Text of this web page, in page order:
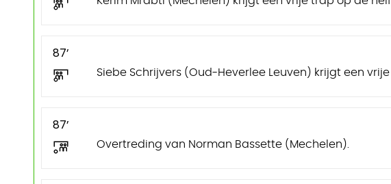
87’
Siebe Schrijvers (Oud-Heverlee Leuven) krijgt een
87’
Overtreding van Norman Bassette (Mechelen).